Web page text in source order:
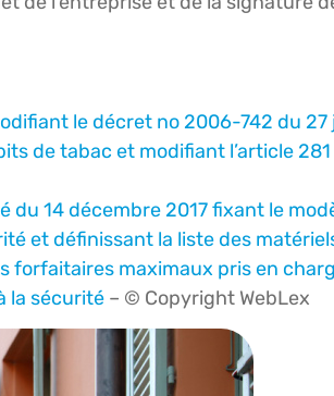
le décret no 2006-742 du
de tabac et modifiant l’article 281
du 14 décembre 2017 fixant le
et définissant la liste des
forfaitaires maximaux pris en
la sécurité – © Copyright WebLex